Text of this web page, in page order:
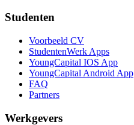
Studenten
Voorbeeld CV
StudentenWerk Apps
YoungCapital IOS App
YoungCapital Android App
FAQ
Partners
Werkgevers